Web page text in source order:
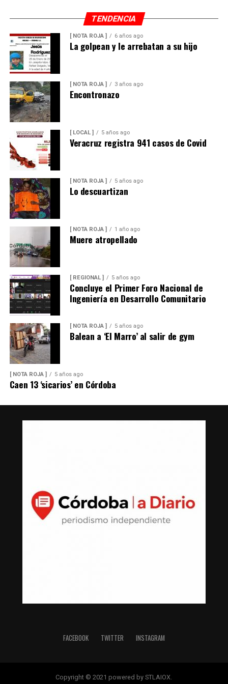
TENDENCIA
[ NOTA ROJA ] 6 años ago
La golpean y le arrebatan a su hijo
[ NOTA ROJA ] 3 años ago
Encontronazo
[ LOCAL ] 5 años ago
Veracruz registra 941 casos de Covid
[ NOTA ROJA ] 5 años ago
Lo descuartizan
[ NOTA ROJA ] 1 año ago
Muere atropellado
[ REGIONAL ] 5 años ago
Concluye el Primer Foro Nacional de
Ingeniería en Desarrollo Comunitario
[ NOTA ROJA ] 5 años ago
Balean a ‘El Marro’ al salir de gym
[ NOTA ROJA ] 5 años ago
Caen 13 ‘sicarios’ en Córdoba
FACEBOOK TWITTER INSTAGRAM
Copyright © 2021 powered by STLAIOX.